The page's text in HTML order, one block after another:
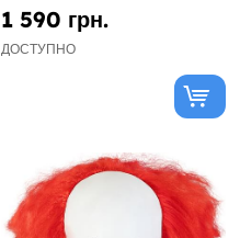
1 590 грн.
ДОСТУПНО